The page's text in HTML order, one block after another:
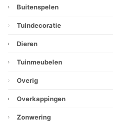
Buitenspelen
Tuindecoratie
Dieren
Tuinmeubelen
Overig
Overkappingen
Zonwering